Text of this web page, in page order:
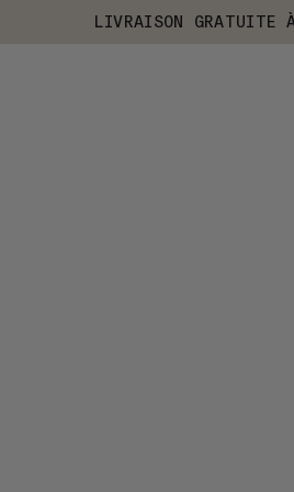
LIVRAISON GRATUITE